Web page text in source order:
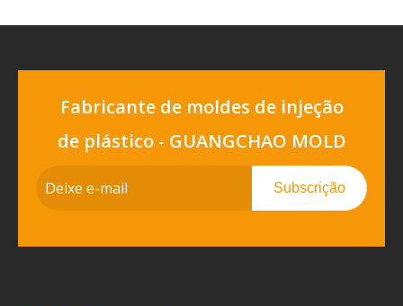
Fabricante de moldes de injeção
de plástico - GUANGCHAO MOLD
Subscrição